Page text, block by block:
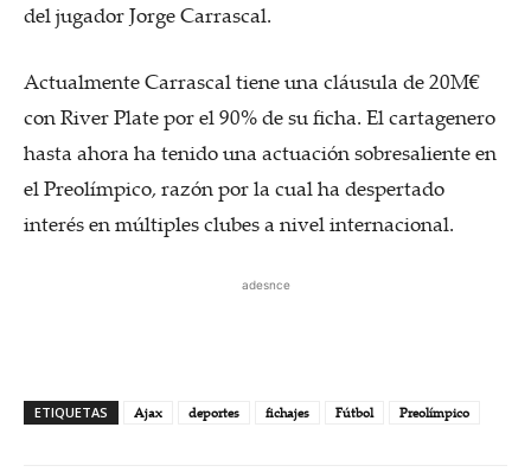
del jugador Jorge Carrascal.
Actualmente Carrascal tiene una cláusula de 20M€
con River Plate por el 90% de su ficha. El cartagenero
hasta ahora ha tenido una actuación sobresaliente en
el Preolímpico, razón por la cual ha despertado
interés en múltiples clubes a nivel internacional.
adesnce
ETIQUETAS Ajax deportes fichajes Fútbol Preolímpico